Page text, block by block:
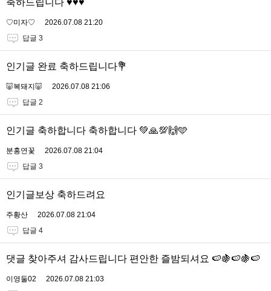
♡미자♡
2026.07.08 21:20
답글 3
인기글 완료 축하드립니다💐
🐷복돼지🐷
2026.07.08 21:06
답글 2
인기글 축하합니다 축하합니다 💚🙏💯🙌🩵
분홍연꽃
2026.07.08 21:04
답글 3
인기글보상 축하드려요
주황산
2026.07.08 21:04
답글 4
댓글 찾아주셔 감사드립니다 편안한 즐밤되셔요 🍉🍇🍉🍇🍉
이영둘02
2026.07.08 21:03